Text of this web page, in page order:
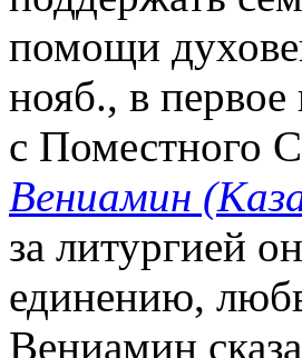
помощи
нояб., в
с Поместного
Вениамин
за литургией
единению,
Вениамин